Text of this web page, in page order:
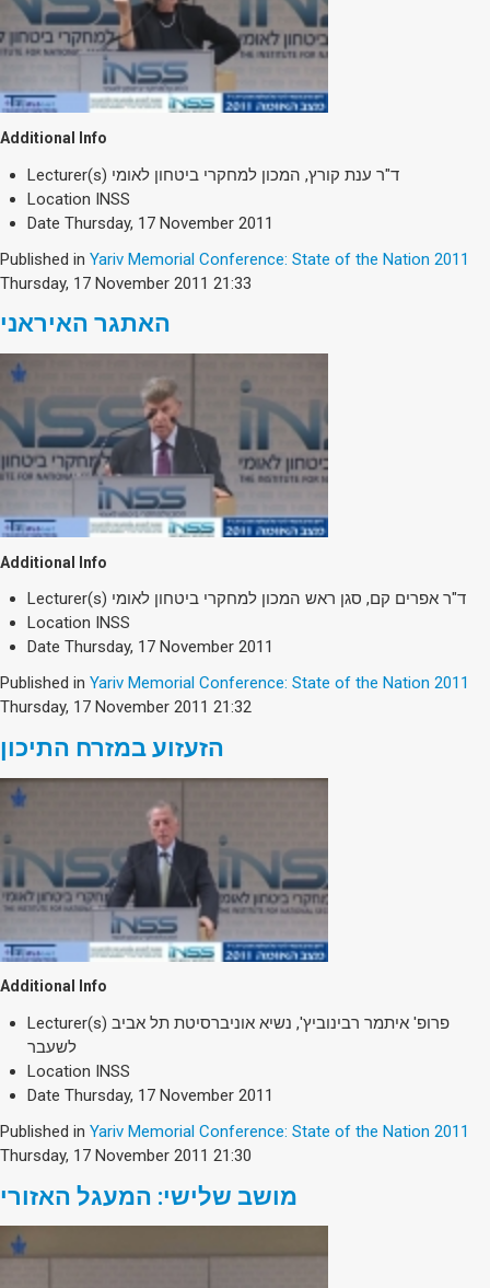
Additional Info
Lecturer(s) ד"ר ענת קורץ, המכון למחקרי ביטחון לאומי
Location INSS
Date Thursday, 17 November 2011
Published in Yariv Memorial Conference: State of the Nation 2011
Thursday, 17 November 2011 21:33
האתגר האיראני
Additional Info
Lecturer(s) ד"ר אפרים קם, סגן ראש המכון למחקרי ביטחון לאומי
Location
INSS
Date Thursday, 17 November 2011
Published in Yariv Memorial Conference: State of the Nation 2011
Thursday, 17 November 2011 21:32
הזעזוע במזרח התיכון
Additional Info
Lecturer(s) פרופ' איתמר רבינוביץ', נשיא אוניברסיטת תל אביב
לשעבר
Location INSS
Date Thursday, 17 November 2011
Published in Yariv Memorial Conference: State of the Nation 2011
Thursday, 17 November 2011 21:30
מושב שלישי: המעגל האזורי